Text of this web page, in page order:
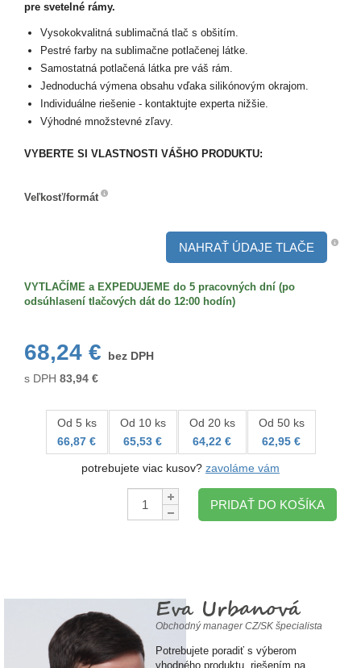
pre svetelné rámy.
Vysokokvalitná sublimačná tlač s obšitím.
Pestré farby na sublimačne potlačenej látke.
Samostatná potlačená látka pre váš rám.
Jednoduchá výmena obsahu vďaka silikónovým okrajom.
Individuálne riešenie - kontaktujte experta nižšie.
Výhodné množstevné zľavy.
VYBERTE SI VLASTNOSTI VÁŠHO PRODUKTU:
Veľkosť/formát
NAHRAŤ ÚDAJE TLAČE
VYTLAČÍME a EXPEDUJEME do 5 pracovných dní (po
odsúhlasení tlačových dát do 12:00 hodín)
68,24 €
bez DPH
s DPH 83,94 €
Od 5 ks
66,87 €
Od 10 ks
65,53 €
Od 20 ks
64,22 €
Od 50 ks
62,95 €
potrebujete viac kusov? zavoláme vám
Množstvo:
PRIDAŤ DO KOŠÍKA
Eva Urbanová
Obchodný manager CZ/SK špecialista
Potrebujete poradiť s výberom
vhodného produktu, riešením na